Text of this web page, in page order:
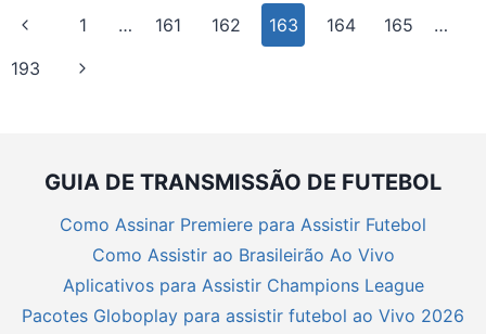
HØJLUND,
Navegação
Página
Página
Anterior
1 … 161 162 163 164 165
…
193
Página
GUIA DE TRANSMISSÃO DE FUTEBOL
Como Assinar Premiere para Assistir Futebol
Como Assistir ao Brasileirão Ao Vivo
Aplicativos para Assistir Champions League
Pacotes Globoplay para assistir futebol ao Vivo 2026